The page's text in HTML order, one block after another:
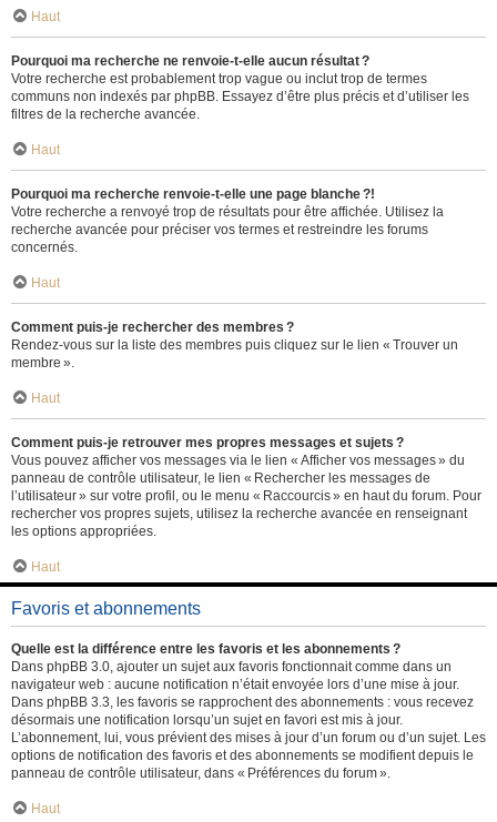
Haut
Pourquoi ma recherche ne renvoie-t-elle aucun résultat ?
Votre recherche est probablement trop vague ou inclut trop de termes
communs non indexés par phpBB. Essayez d’être plus précis et d’utiliser les
filtres de la recherche avancée.
Haut
Pourquoi ma recherche renvoie-t-elle une page blanche ?!
Votre recherche a renvoyé trop de résultats pour être affichée. Utilisez la
recherche avancée pour préciser vos termes et restreindre les forums
concernés.
Haut
Comment puis-je rechercher des membres ?
Rendez-vous sur la liste des membres puis cliquez sur le lien « Trouver un
membre ».
Haut
Comment puis-je retrouver mes propres messages et sujets ?
Vous pouvez afficher vos messages via le lien « Afficher vos messages » du
panneau de contrôle utilisateur, le lien « Rechercher les messages de
l’utilisateur » sur votre profil, ou le menu « Raccourcis » en haut du forum. Pour
rechercher vos propres sujets, utilisez la recherche avancée en renseignant
les options appropriées.
Haut
Favoris et abonnements
Quelle est la différence entre les favoris et les abonnements ?
Dans phpBB 3.0, ajouter un sujet aux favoris fonctionnait comme dans un
navigateur web : aucune notification n’était envoyée lors d’une mise à jour.
Dans phpBB 3.3, les favoris se rapprochent des abonnements : vous recevez
désormais une notification lorsqu’un sujet en favori est mis à jour.
L’abonnement, lui, vous prévient des mises à jour d’un forum ou d’un sujet. Les
options de notification des favoris et des abonnements se modifient depuis le
panneau de contrôle utilisateur, dans « Préférences du forum ».
Haut